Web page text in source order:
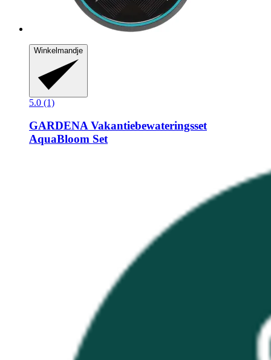
Winkelmandje
5.0 (1)
GARDENAVakantiebewateringsset
AquaBloom Set